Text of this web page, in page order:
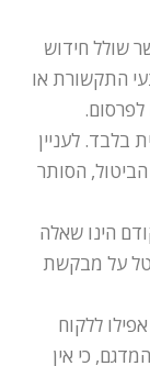
שולל חידוש
התקשורת או
בלבד. לעניין
הסותר
הינו שאלה
על מבקשת
ללקוח
כי אין